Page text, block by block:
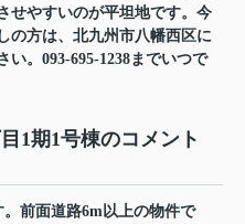
せやすいのが平坦地です。今
の方は、北九州市八幡西区に
い。093-695-1238までいつで
1期1号棟のコメント
前面道路6m以上の物件で